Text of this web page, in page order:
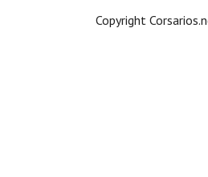
Copyright